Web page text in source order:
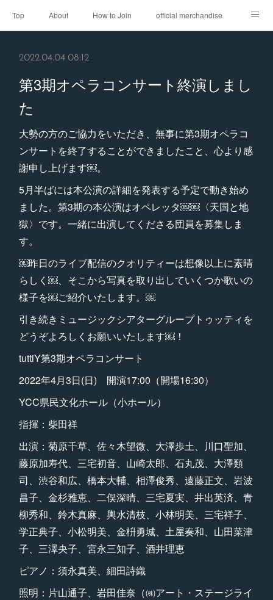
Top About How to Join official merchandise
2022.04.04 08:12
第3期オペラコンサート終演しまし
た
大勢の方のご協力をいただき、無事に第3期オペラコ
ンサートを終了することができましたこと、心より感
謝申し上げます￼。
5月半ばには本公演の詳細を発表する予定で動き始め
ました。第3期の本公演はオペレッタ￼￼〈天国と地
獄〉です。一緒に出演してくださる団員を募集しま
す。
￼昨日のライブ配信のクオリティーは想像以上に素晴
らしく￼、そこから写真を取り出していくつか歌いの
様子を￼ご紹介いたします。￼
引き続きミュージックシアターグループトゥッティを
どうぞよろしくお願いいたします￼！
tuttiY第3期オペラコンサート
2022年4月3日(日) 開演17:00（開場16:30）
YCC県民文化ホール（小ホール）
指揮：柴田祥
出演：菊原千草、佐々木望微、大澤歩土、川口聖加、
藤原加寿代、三宅初音、山崎太郎、石丸茂、大澤類
司、渋谷和広、橋本大輔、相澤俊秀、遠藤正文、岩波
昌子、金杉雅恵、二俣深晴、三宅夏実、井出英済、青
柳秀和、鈴木真麻、輿水清枝、小林明美、三宅祥子、
学正典子、小松明美、金枡勇城、土屋奏和、山田菜津
子、三澤央子、宮永三知子、酒井理恵
ピアノ：須永真美、細田詩織
照明：片山通子、岩田佳奈（㈱アート・ステージライ